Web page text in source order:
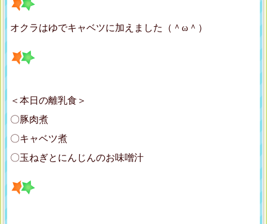
オクラはゆでキャベツに加えました（＾ω＾）
＜本日の離乳食＞
〇豚肉煮
〇キャベツ煮
〇玉ねぎとにんじんのお味噌汁